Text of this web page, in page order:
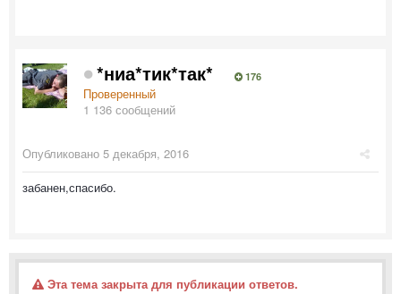
*ниа*тик*так* 176
Проверенный
1 136 сообщений
Опубликовано 5 декабря, 2016
забанен,спасибо.
Эта тема закрыта для публикации ответов.